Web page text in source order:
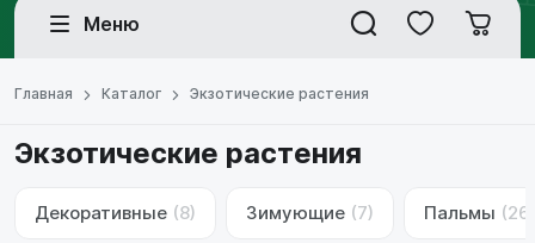
Меню
Главная Каталог Экзотические растения
Экзотические растения
Декоративные (8) Зимующие (7) Пальмы (26)